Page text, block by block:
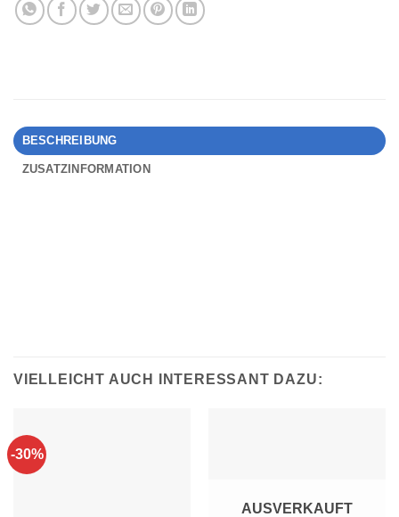
BESCHREIBUNG
ZUSATZINFORMATION
VIELLEICHT AUCH INTERESSANT DAZU:
-30%
AUSVERKAUFT